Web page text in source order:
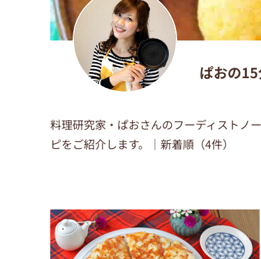
ぱおの
料理研究家・ぱおさんのフーディストノ
ピをご紹介します。｜新着順（4件）